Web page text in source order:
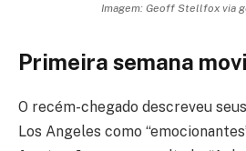
Imagem: Geoff Stellfox via
Primeira semana
O recém-chegado descreveu
Los Angeles como